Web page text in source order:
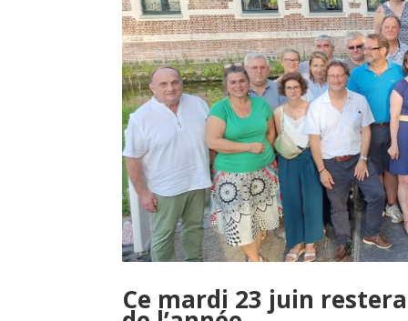
Ce mardi 23 juin